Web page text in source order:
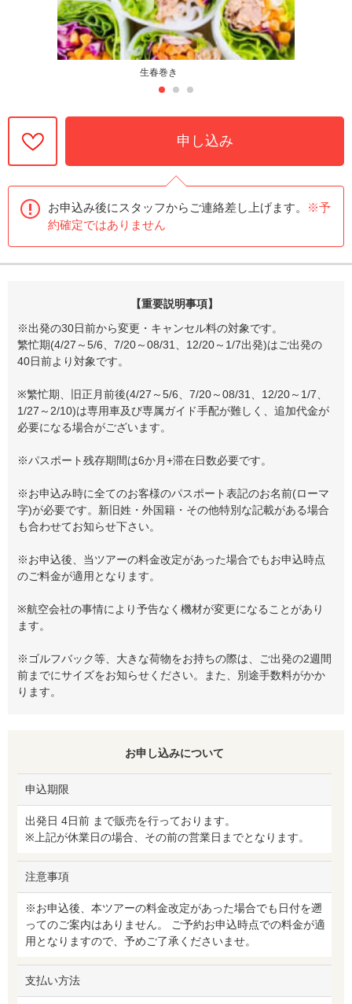
生春巻き
申し込み
お申込み後にスタッフからご連絡差し上げます。
※予
約確定ではありません
【重要説明事項】
※出発の30日前から変更・キャンセル料の対象です。
繁忙期(4/27～5/6、7/20～08/31、12/20～1/7出発)はご出発の
40日前より対象です。
※繁忙期、旧正月前後(4/27～5/6、7/20～08/31、12/20～1/7、
1/27～2/10)は専用車及び専属ガイド手配が難しく、追加代金が
必要になる場合がございます。
※パスポート残存期間は6か月+滞在日数必要です。
※お申込み時に全てのお客様のパスポート表記のお名前(ローマ
字)が必要です。新旧姓・外国籍・その他特別な記載がある場合
も合わせてお知らせ下さい。
※お申込後、当ツアーの料金改定があった場合でもお申込時点
のご料金が適用となります。
※航空会社の事情により予告なく機材が変更になることがあり
ます。
※ゴルフバック等、大きな荷物をお持ちの際は、ご出発の2週間
前までにサイズをお知らせください。また、別途手数料がかか
ります。
お申し込みについて
申込期限
出発日 4日前 まで販売を行っております。
※上記が休業日の場合、その前の営業日までとなります。
注意事項
※お申込後、本ツアーの料金改定があった場合でも日付を遡
ってのご案内はありません。 ご予約お申込時点での料金が適
用となりますので、予めご了承くださいませ。
支払い方法